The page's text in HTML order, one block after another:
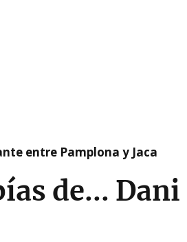
entre Pamplona y Jaca
de... Dani